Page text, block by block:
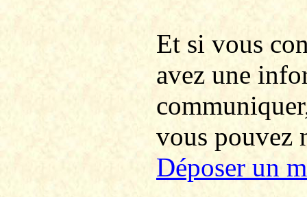
Et si vous
avez une
vous pouvez
Déposer un